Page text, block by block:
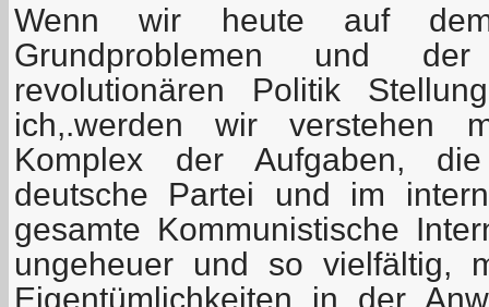
Wenn wir heute auf
Grundproblemen und
revolutionären Politik
ich,.werden wir verstehen
Komplex der Aufgaben,
deutsche Partei und im
gesamte Kommunistische
ungeheuer und so vielfältig,
Eigentümlichkeiten in der